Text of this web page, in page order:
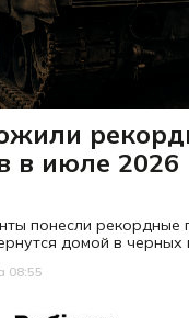
в июле 2026
понесли
домой в черных
08:55